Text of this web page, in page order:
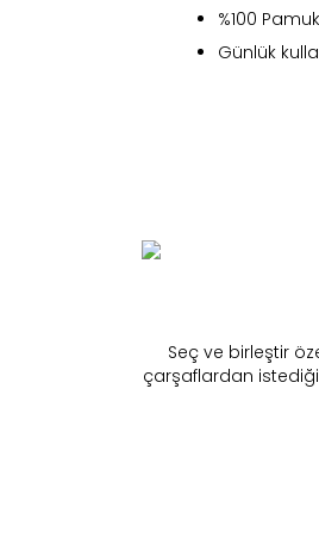
%100 Pamuk
Günlük
Seç ve birleştir
çarşaflardan